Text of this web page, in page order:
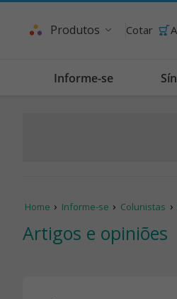
Produtos Cotar
Informe-se
Home Informe-se Colunistas
Artigos e opiniões